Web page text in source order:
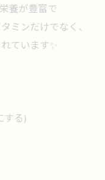
養が豊富で
ミンだけでなく、
ています✨
る)